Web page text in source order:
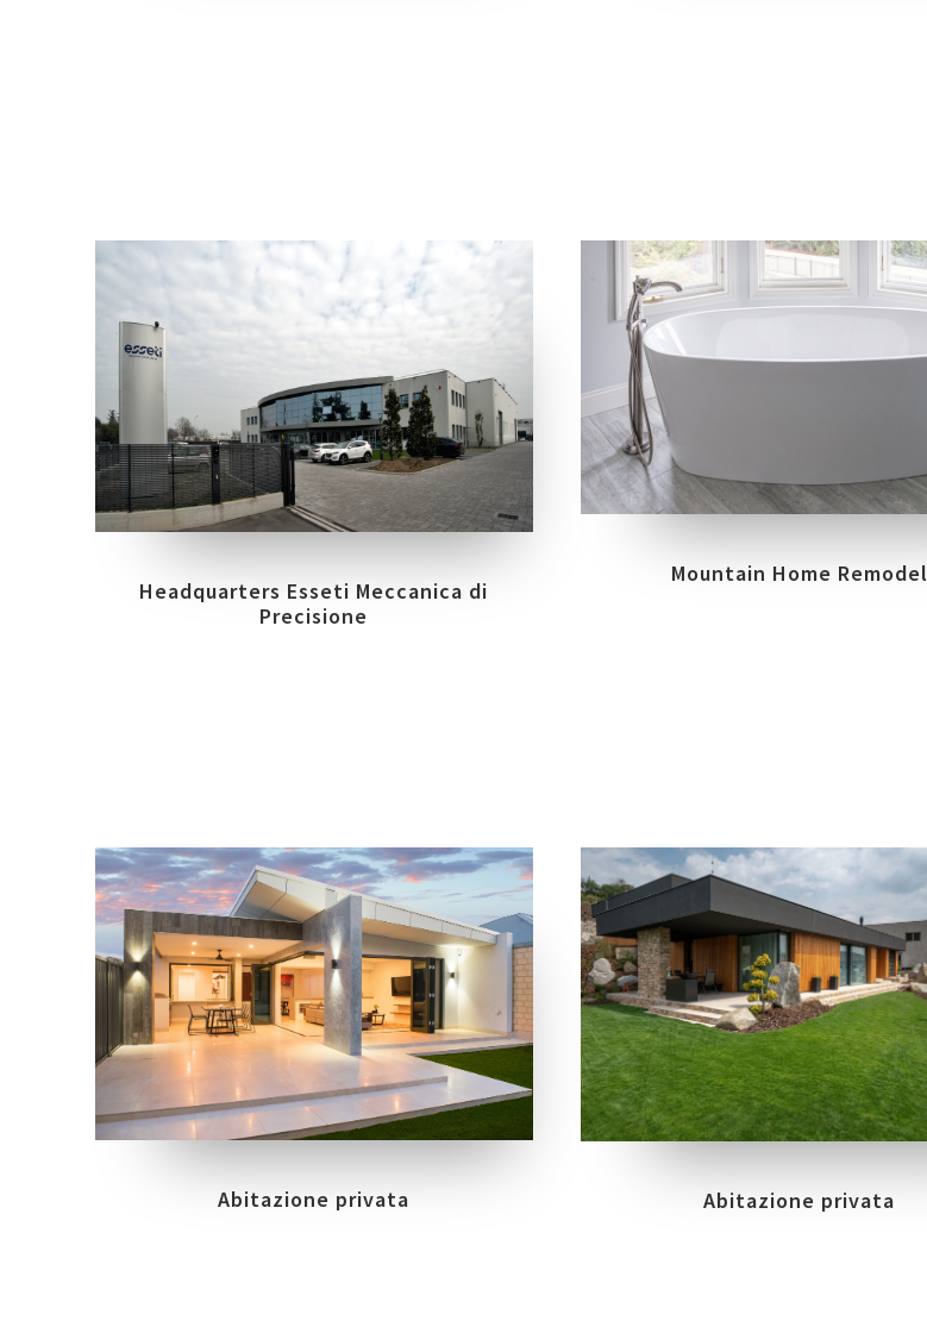
COLLEZIONI
EVEN
MUST
LOCATION
MIRANDOLA (MO)
Headquarters Esseti Meccanica di
Precisione
LOCATION
HELLERTOWN, PENNSYLVANIA
Mountain Home Remodel
COLLEZIONI
BUSSELTON
Abitazione privata
COLLEZIONI
PRIME STONE
LOCATION
KRALUV DVUR
Abitazione privata